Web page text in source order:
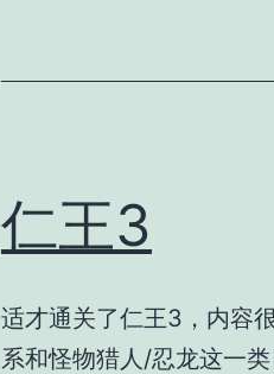
仁王3
适才通关了仁王3，内容
系和怪物猎人/忍龙这一类